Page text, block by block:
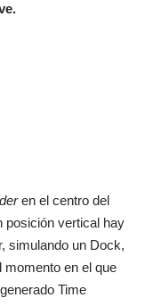
en el centro del
posición vertical hay
simulando un Dock,
en el que
Time